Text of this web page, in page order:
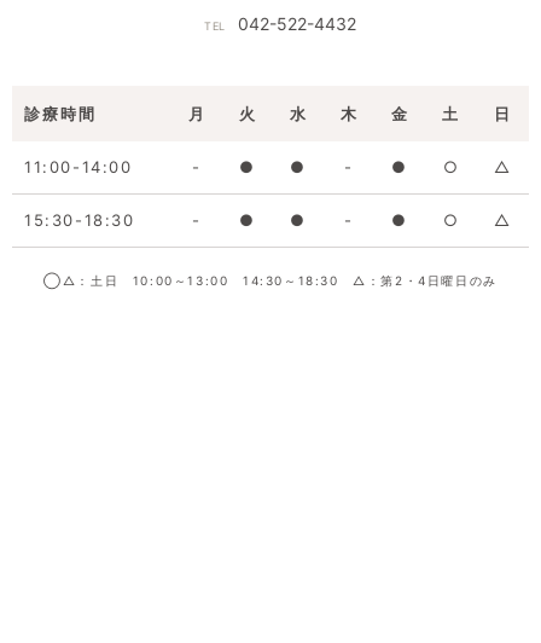
TEL 042-522-4432
診療時間 月 火 水 木 金 土 日
11:00-14:00 - ● ● - ● ○ △
15:30-18:30 - ● ● - ● ○ △
◯△：土日 10:00～13:00 14:30～18:30 △：第2・4日曜日のみ